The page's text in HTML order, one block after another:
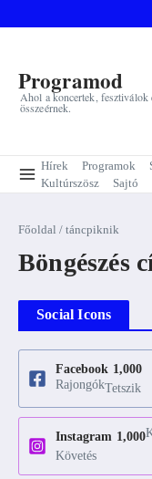
Programod
Ahol a koncertek,
összeérnek.
Hírek Programok
Kultúrszösz
Sajtó
Főoldal / táncpiknik
Böngészés
Social Icons
Facebook 1,000
RajongókTetszik
Instagram 1,000
Követés